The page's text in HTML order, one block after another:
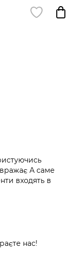
А саме
входять в
нас!